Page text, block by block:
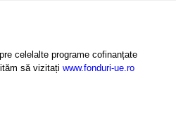
celelalte programe cofinanțate
să vizitați www.fonduri-ue.ro